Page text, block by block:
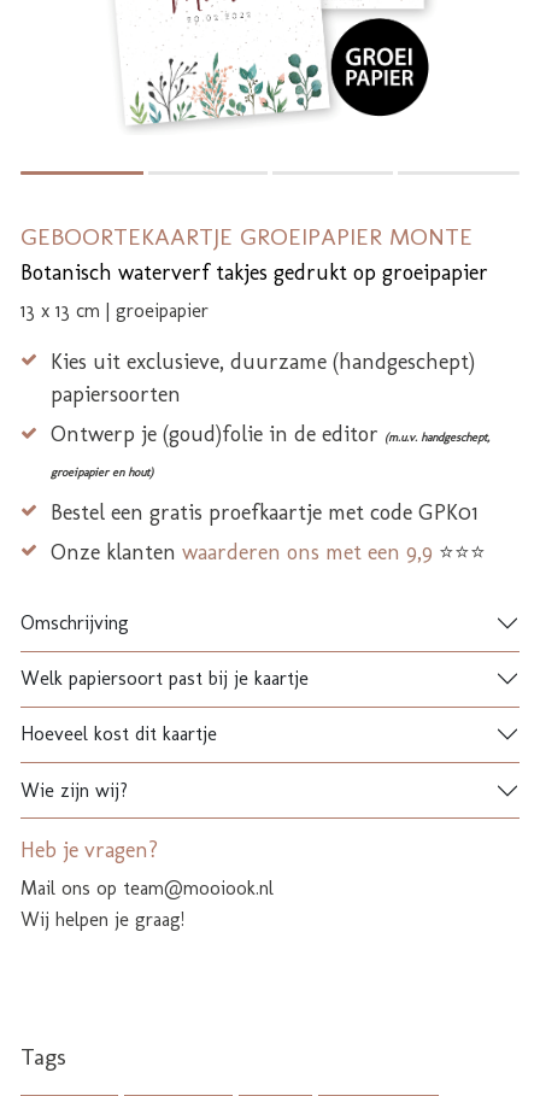
GEBOORTEKAARTJE GROEIPAPIER MONTE
Botanisch waterverf takjes gedrukt op groeipapier
13 x 13 cm | groeipapier
Kies uit exclusieve, duurzame (handgeschept)
papiersoorten
Ontwerp je (goud)folie in de editor (m.u.v. handgeschept,
groeipapier en hout)
Bestel een gratis proefkaartje met code GPK01
Onze klanten waarderen ons met een 9,9 ⭐⭐⭐
Omschrijving
Welk papiersoort past bij je kaartje
Hoeveel kost dit kaartje
Wie zijn wij?
Heb je vragen?
Mail ons op team@mooiook.nl
Wij helpen je graag!
Tags